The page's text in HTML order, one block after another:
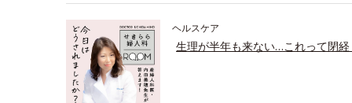
ヘルスケア
生理が半年も来ない…これって閉経